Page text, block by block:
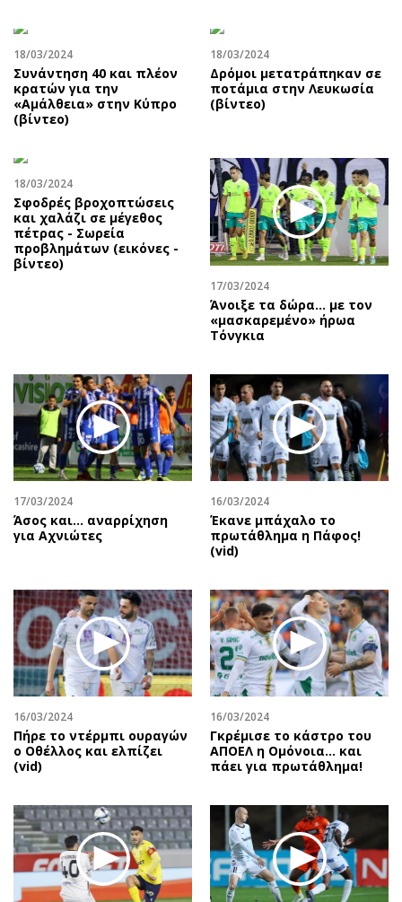
18/03/2024
Συνάντηση 40 και πλέον
κρατών για την
«Αμάλθεια» στην Κύπρο
(βίντεο)
18/03/2024
Δρόμοι μετατράπηκαν σε
ποτάμια στην Λευκωσία
(βίντεο)
18/03/2024
Σφοδρές βροχοπτώσεις
και χαλάζι σε μέγεθος
πέτρας - Σωρεία
προβλημάτων (εικόνες -
βίντεο)
17/03/2024
Άνοιξε τα δώρα… με τον
«μασκαρεμένο» ήρωα
Τόνγκια
17/03/2024
Άσος και… αναρρίχηση
για Αχνιώτες
16/03/2024
Έκανε μπάχαλο το
πρωτάθλημα η Πάφος!
(vid)
16/03/2024
Πήρε το ντέρμπι ουραγών
ο Οθέλλος και ελπίζει
(vid)
16/03/2024
Γκρέμισε το κάστρο του
ΑΠΟΕΛ η Ομόνοια… και
πάει για πρωτάθλημα!